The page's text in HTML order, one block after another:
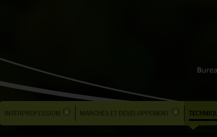
INTERPROFESSION MARCHÉS ET DÉVELOPPEMENT